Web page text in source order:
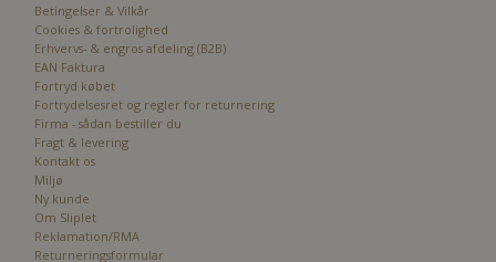
Betingelser & Vilkår
Cookies & fortrolighed
Erhvervs- & engros afdeling (B2B)
EAN Faktura
Fortryd købet
Fortrydelsesret og regler for returnering
Firma - sådan bestiller du
Fragt & levering
Kontakt os
Miljø
Ny kunde
Om Sliplet
Reklamation/RMA
Returneringsformular